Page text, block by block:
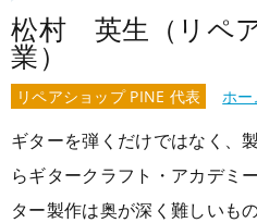
松村 英生（リペ
業）
リペアショップ PINE 代表 ホー
ギターを弾くだけではなく、
らギタークラフト・アカデミ
ター製作は奥が深く難しいも